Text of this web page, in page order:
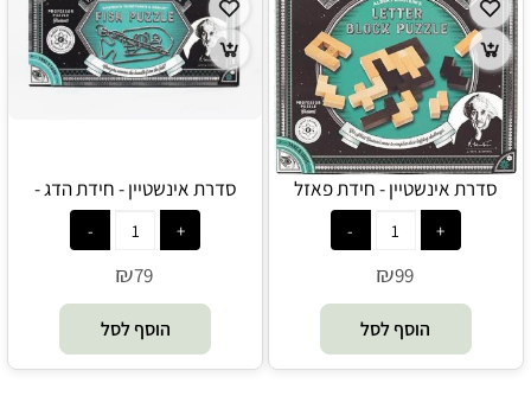
סדרת אינשטיין - חידת פאזל
אותיות - Professor Puzzle
₪99
הוסף לסל
סדרת אינשטיין - חידת הדג -
Professor Puzzle
₪79
הוסף לסל